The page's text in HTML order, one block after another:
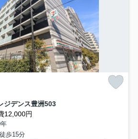
ジデンス豊洲503
12,000円
歩15分